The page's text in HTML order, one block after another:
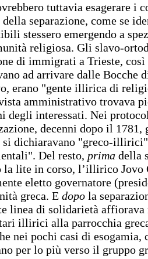
tuttavia esagerare i
separazione, come se
stessero emergendo a
religiosa. Gli slavo-
di immigrati a Trieste,
ad arrivare dalle Bocche
erano "gente illirica di
amministrativo trovava
degli interessati. Nei
decenni dopo il
si dichiaravano "greco-
Del resto, prima della
la lite in corso, l’illirico Jovo
eletto governatore
greca. E dopo la
linea di solidarietà
illirici alla parrocchia
nei pochi casi di
per lo più verso il gruppo